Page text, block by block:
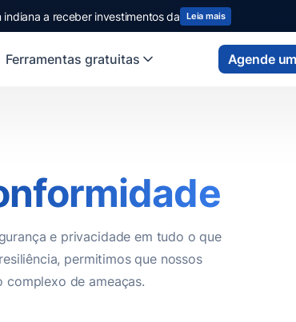
a receber investimentos da Leia mais
Ferramentas gratuitas Agende
e privacidade em tudo o que
permitimos que nossos
complexo de ameaças.